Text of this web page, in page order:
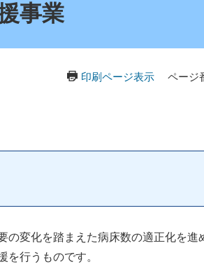
事業
印刷ページ表示 ページ
変化を踏まえた病床数の適正化を進
を行うものです。